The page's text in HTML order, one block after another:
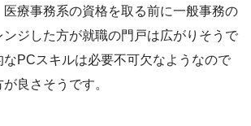
医療事務系の資格を取る前に一般事務の
ンジした方が就職の門戸は広がりそうで
PCスキルは必要不可欠なようなので
良さそうです。